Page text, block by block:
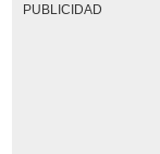
PUBLICIDAD